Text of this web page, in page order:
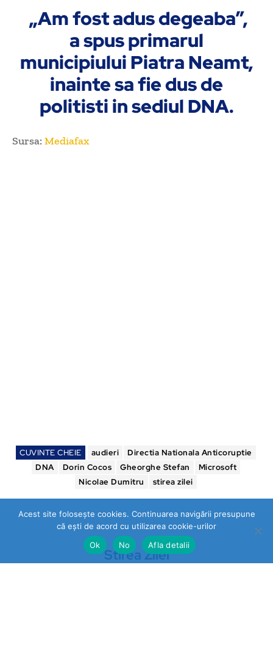
„Am fost adus degeaba”,
a spus primarul
municipiului Piatra Neamt,
inainte sa fie dus de
politisti in sediul DNA.
Sursa: Mediafax
CUVINTE CHEIE audieri
Directia Nationala Anticoruptie
DNA
Dorin Cocos Gheorghe Stefan
Microsoft
Nicolae Dumitru
stirea zilei
Stirea Zilei
Acest site folosește cookies. Continuarea navigării presupune
că ești de acord cu utilizarea cookie-urilor
Ok
No Afla detalii